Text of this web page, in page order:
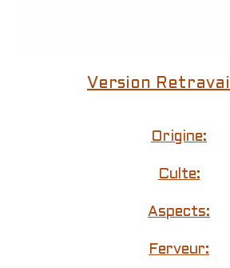
Version
Origine:
Culte:
Aspects:
Ferveur: